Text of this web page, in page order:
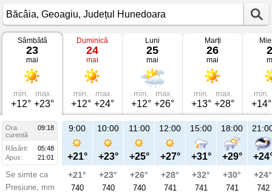
Vremea
Băcâia
2026
Geoagiu,
Județul
Sâmbătă
23
mai
min.
+12°
max.
+23°
Duminică
24
mai
min.
+12°
max.
+24°
Luni
25
mai
min.
+12°
max.
+26°
Marți
26
mai
min.
+13°
max.
+28°
min.
+14°
Ora
09:18
curentă
Răsărit:
05:48
Apus:
21:01
Se simte ca
Presiune, mm
9:00
+21°
+21°
740
10:00
+23°
+23°
740
11:00
+25°
+26°
740
12:00
+27°
+28°
741
15:00
+31°
+32°
741
18:00
+29°
+30°
741
+24°
742